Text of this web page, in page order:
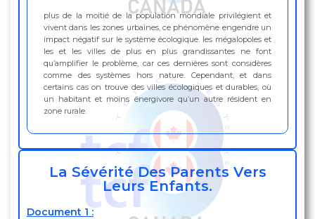
plus de la moitié de la population mondiale privilégient et
vivent dans les zones urbaines, ce phénomène engendre un
impact négatif sur le système écologique. les mégalopoles et
les et les villes de plus en plus grandissantes ne font
qu’amplifier le problème, car ces dernières sont considères
comme des systèmes hors nature. Cependant, et dans
certains cas on trouve des villes écologiques et durables, où
un habitant et moins énergivore qu’un autre résident en
zone rurale.
La Sévérité Des Parents Vers
Leurs Enfants.
Document 1 :